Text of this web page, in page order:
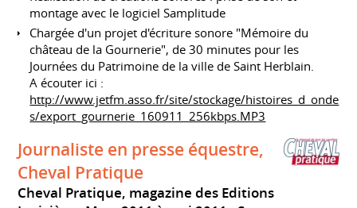
montage avec le logiciel Samplitude
Chargée d'un projet d'écriture sonore "Mémoire du
château de la Gournerie", de 30 minutes pour les
Journées du Patrimoine de la ville de Saint Herblain.
A écouter ici :
http://www.jetfm.asso.fr/site/stockage/histoires_d_onde
s/export_gournerie_160911_256kbps.MP3
Journaliste en presse équestre,
Cheval Pratique
Cheval Pratique, magazine des Editions